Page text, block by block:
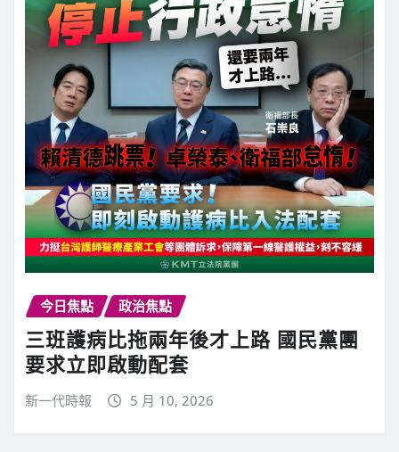
今日焦點 政治焦點
三班護病比拖兩年後才上路 國民黨團
要求立即啟動配套
新一代時報 5 月 10, 2026